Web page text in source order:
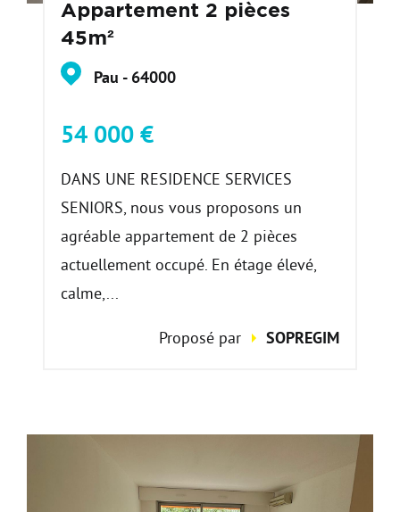
Appartement 2 pièces
45m²
Pau - 64000
54 000 €
DANS UNE RESIDENCE SERVICES
SENIORS, nous vous proposons un
agréable appartement de 2 pièces
actuellement occupé. En étage élevé,
calme,...
Proposé par SOPREGIM